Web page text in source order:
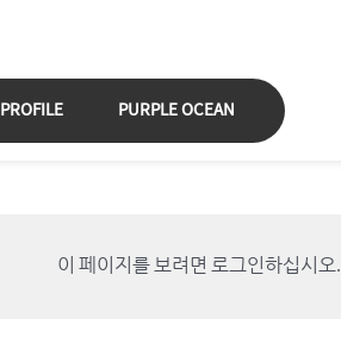
PROFILE PURPLE OCEAN
이 페이지를 보려면 로그인하십시오.